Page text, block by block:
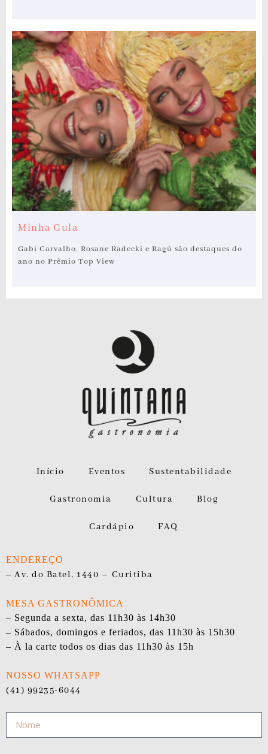
Minha Gula
Gabi Carvalho, Rosane Radecki e Ragú são destaques do
ano no Prêmio Top View
Início Eventos Sustentabilidade
Gastronomia Cultura Blog
Cardápio FAQ
ENDEREÇO
– Av. do Batel, 1440 – Curitiba
MESA GASTRONÔMICA
– Segunda a sexta, das 11h30 às 14h30
– Sábados, domingos e feriados, das 11h30 às 15h30
– À la carte todos os dias das 11h30 às 15h
NOSSO WHATSAPP
(41) 99235-6044